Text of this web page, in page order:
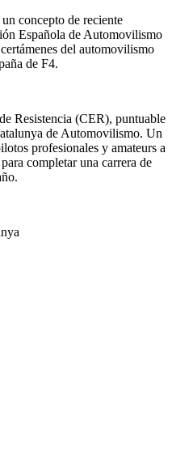
un concepto de reciente
Española de Automovilismo
del automovilismo
de F4.
Resistencia (CER), puntuable
de Automovilismo. Un
profesionales y amateurs a
completar una carrera de